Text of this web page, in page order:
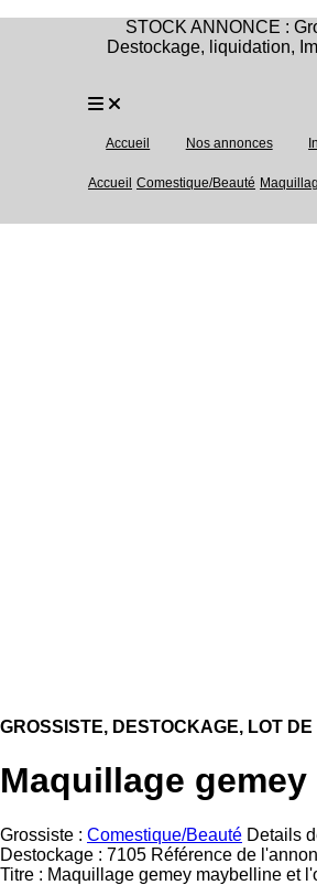
STOCK ANNONCE :
Destockage, liquidation,
Accueil Nos annonces
Accueil Comestique/Beauté
GROSSISTE, DESTOCKAGE, LOT
Maquillage
Grossiste : Comestique/Beauté Details
Destockage : 7105 Référence de
Titre : Maquillage gemey maybelline et